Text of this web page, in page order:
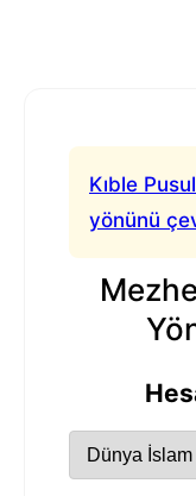
Kıble
yönünü